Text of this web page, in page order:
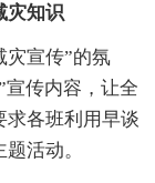
灾知识
灾宣传”的氛
宣传内容，让全
求各班利用早谈
活动。